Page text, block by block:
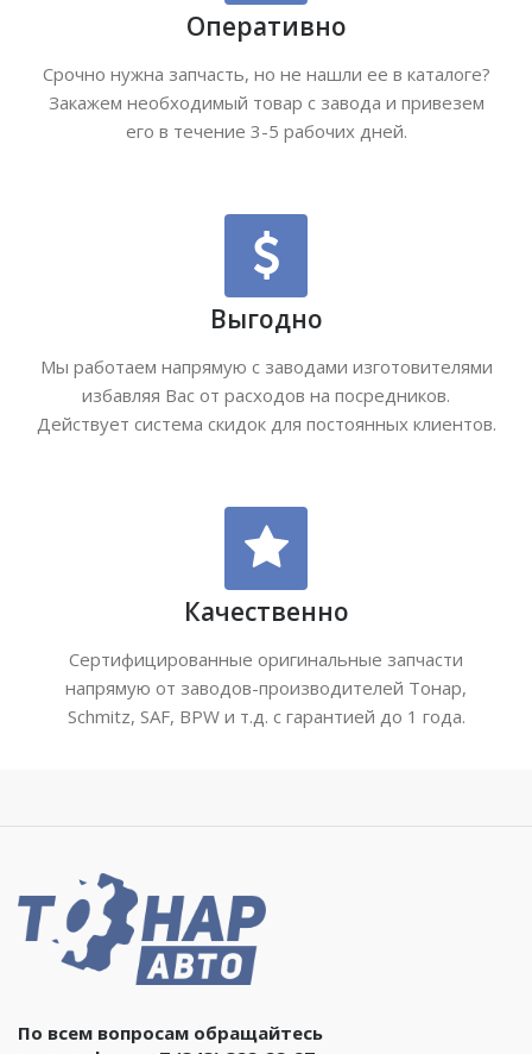
Оперативно
Срочно нужна запчасть, но не нашли ее в каталоге?
Закажем необходимый товар с завода и привезем
его в течение 3-5 рабочих дней.
Выгодно
Мы работаем напрямую с заводами изготовителями
избавляя Вас от расходов на посредников.
Действует система скидок для постоянных клиентов.
Качественно
Сертифицированные оригинальные запчасти
напрямую от заводов-производителей Тонар,
Schmitz, SAF, BPW и т.д. с гарантией до 1 года.
По всем вопросам обращайтесь